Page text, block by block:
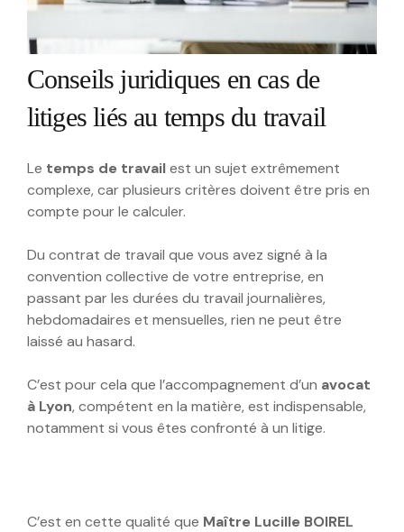
Conseils juridiques en cas de
litiges liés au temps du travail
Le temps de travailest un sujet extrêmement
complexe, car plusieurs critères doivent être pris en
compte pour le calculer.
Du contrat de travail que vous avez signé à la
convention collective de votre entreprise, en
passant par les durées du travail journalières,
hebdomadaires et mensuelles, rien ne peut être
laissé au hasard.
C’est pour cela que l’accompagnement d’un avocat
à Lyon, compétent en la matière, est indispensable,
notamment si vous êtes confronté à un litige.
C’est en cette qualité que Maître Lucille BOIREL